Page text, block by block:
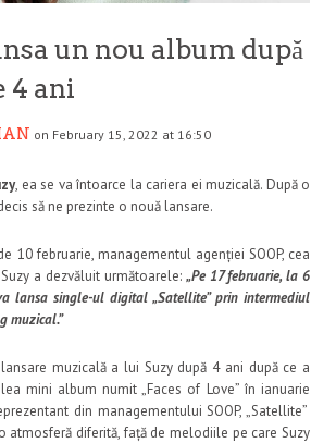
un nou album după
4 ani
on February 15, 2022 at 16:50
, ea se va întoarce la cariera ei muzicală. După o
să ne prezinte o nouă lansare.
10 februarie, managementul agenției SOOP, cea
a dezvăluit următoarele: „Pe 17 februarie, la 6
lansa single-ul digital „Satellite” prin intermediul
muzical.”
muzicală a lui Suzy după 4 ani după ce a
mini album numit „Faces of Love” în ianuarie
din managementului SOOP, „Satellite”
atmosferă diferită, față de melodiile pe care Suzy